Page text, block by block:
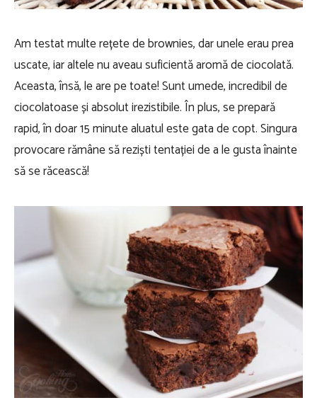
Am testat multe rețete de brownies, dar unele erau prea
uscate, iar altele nu aveau suficientă aromă de ciocolată.
Aceasta, însă, le are pe toate! Sunt umede, incredibil de
ciocolatoase și absolut irezistibile. În plus, se prepară
rapid, în doar 15 minute aluatul este gata de copt. Singura
provocare rămâne să reziști tentației de a le gusta înainte
să se răcească!